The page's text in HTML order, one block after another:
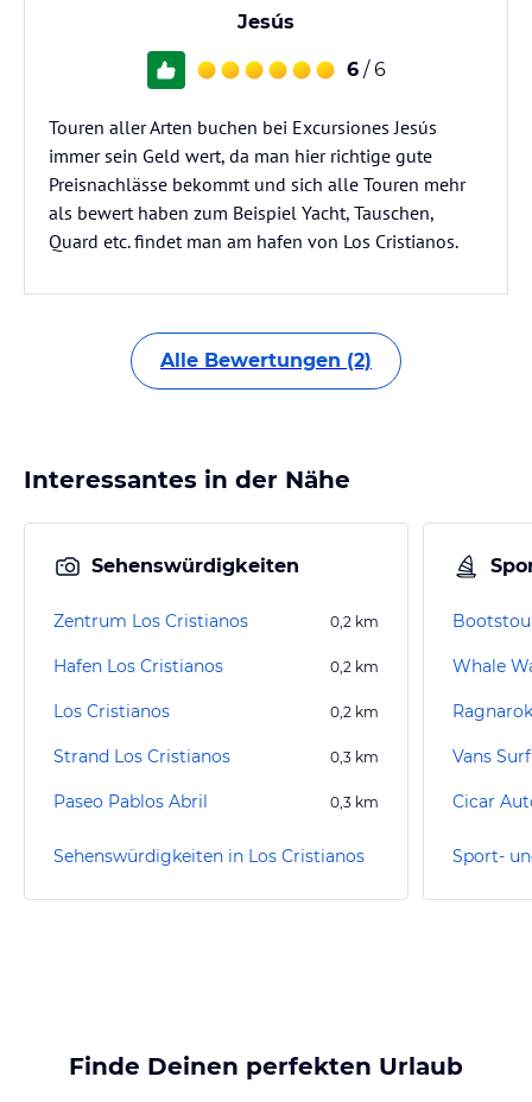
Jesús
6 / 6
Touren aller Arten buchen bei Excursiones Jesús
immer sein Geld wert, da man hier richtige gute
Preisnachlässe bekommt und sich alle Touren mehr
als bewert haben zum Beispiel Yacht, Tauschen,
Quard etc. findet man am hafen von Los Cristianos.
Alle Bewertungen (2)
Interessantes in der Nähe
Sehenswürdigkeiten
Zentrum Los Cristianos 0,2 km
Hafen Los Cristianos 0,2 km
Los Cristianos 0,2 km
Strand Los Cristianos 0,3 km
Paseo Pablos Abril 0,3 km
Sehenswürdigkeiten in Los Cristianos
Whale
Vans
Finde Deinen perfekten Urlaub